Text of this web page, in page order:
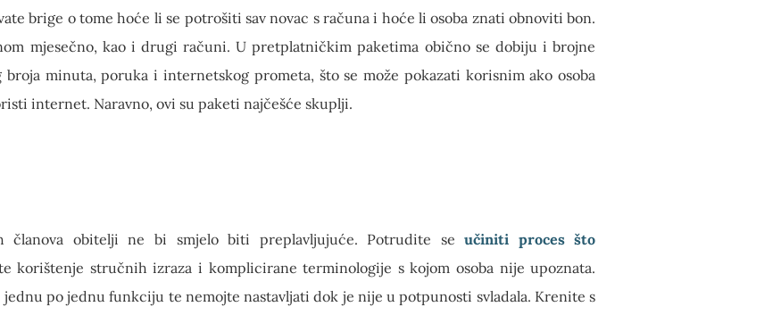
brige o tome hoće li se potrošiti sav novac s računa i hoće li osoba znati obnoviti bon.
mjesečno, kao i drugi računi. U pretplatničkim paketima obično se dobiju i brojne
minuta, poruka i internetskog prometa, što se može pokazati korisnim ako osoba
internet. Naravno, ovi su paketi najčešće skuplji.
članova obitelji ne bi smjelo biti preplavljujuće. Potrudite seučiniti proces što
korištenje stručnih izraza i komplicirane terminologije s kojom osoba nije upoznata.
po jednu funkciju te nemojte nastavljati dok je nije u potpunosti svladala. Krenite s